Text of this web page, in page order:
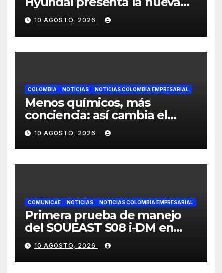
Palisade Híbrida junto al
álbum Big Band 2 de Andrés
Cepeda
10 AGOSTO, 2026
COLOMBIA NOTICIAS NOTICIAS COLOMBIA EMPRESARIAL
Menos químicos, más
conciencia: así cambia el
consumo de la cosmética en
Colombia
10 AGOSTO, 2026
COMUNICAE NOTICIAS NOTICIAS COLOMBIA EMPRESARIAL
Primera prueba de manejo
del SOUEAST S08 i-DM en
México recibe grandes
elogios por su confort
superior
10 AGOSTO, 2026